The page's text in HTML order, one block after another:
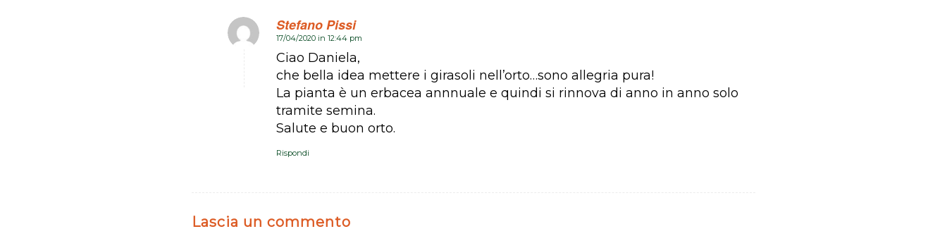
Stefano Pissi
dice:
17/04/2020 in 12:44 pm
Ciao Daniela,
che bella idea mettere i girasoli nell’orto…sono allegria pura!
La pianta è un erbacea annnuale e quindi si rinnova di anno in anno solo
tramite semina.
Salute e buon orto.
Rispondi
Lascia un commento